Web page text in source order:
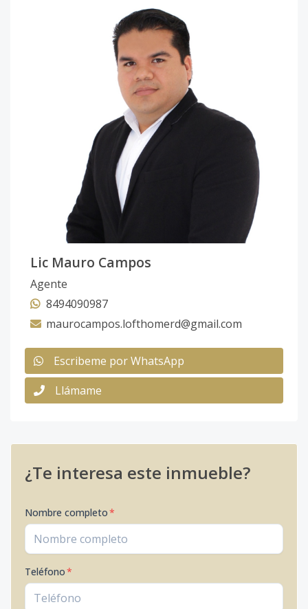
Lic Mauro Campos
Agente
8494090987
maurocampos.lofthomerd@gmail.com
Escribeme por WhatsApp
Llámame
¿Te interesa este inmueble?
Nombre completo*
Teléfono*